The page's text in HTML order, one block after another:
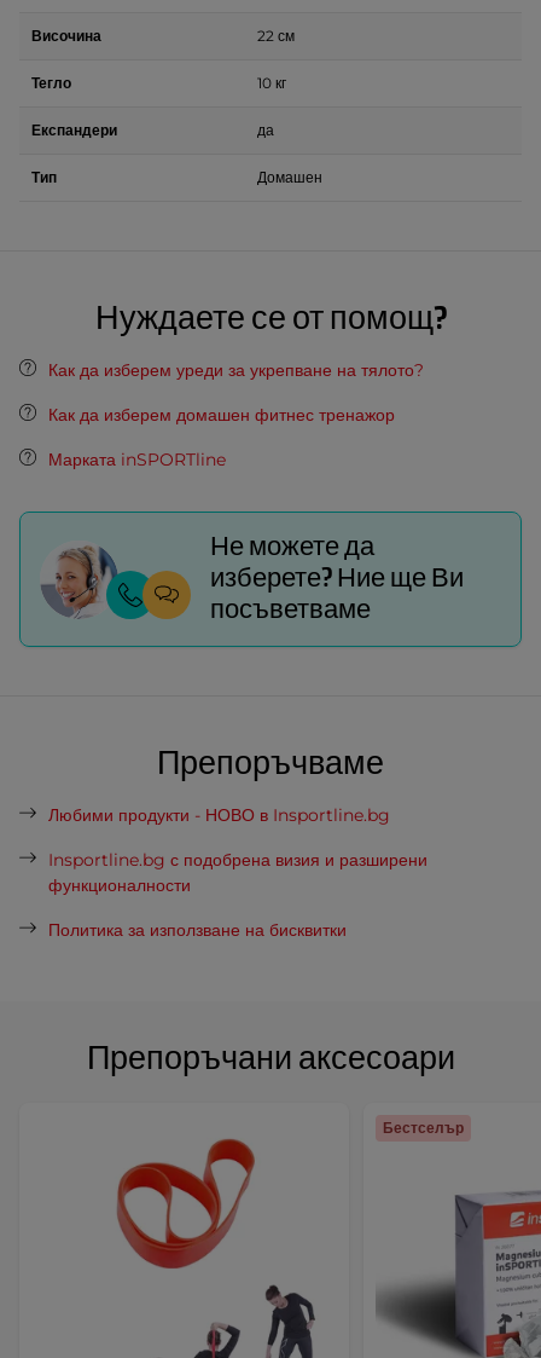
Препоръчани аксесоари
Бестселър
Височина 22 см
Тегло 10 кг
Експандери да
Тип Домашен
Нуждаете се от помощ?
Как да изберем уреди за укрепване на тялото?
Как да изберем домашен фитнес тренажор
Марката inSPORTline
Не можете да
изберете? Ние ще Ви
посъветваме
Препоръчваме
Любими продукти - НОВО в Insportline.bg
Insportline.bg с подобрена визия и разширени
функционалности
Политика за използване на бисквитки